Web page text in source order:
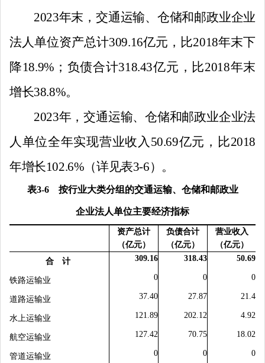
2023年末，交通运输、仓储和邮政业企业
法人单位资产总计309.16亿元，比2018年末下
降18.9% ；负债合计318.43亿元，比2018年末
增长38.8%。
2023年，交通运输、仓储和邮政业企业法
人单位全年实现营业收入 50.69亿元，比2018
年增长102.6% （详见表3-6）。
表3-6按行业大类分组的交通运输、仓储和邮政业
企业法人单位主要经济指标
资产总计
（亿元）
负债合计
（亿元）
营业收入
（亿元）
合 计
309.16 318.43 50.69
铁路运输业 0 0 0
道路运输业 37.40 27.87 21.4
水上运输业 121.89 202.12 4.92
航空运输业 127.42 70.75 18.02
管道运输业 0 0 0